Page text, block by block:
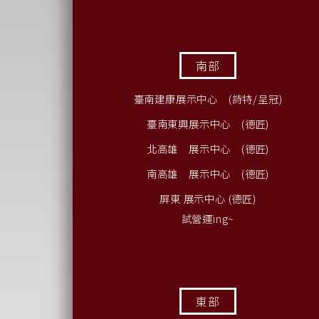
南部
臺南建康展示中心 (詩特/呈冠)
臺南東興展示中心 (德匠)
北高雄 展示中心 (德匠)
南高雄 展示中心 (德匠)
屏東 展示中心 (德匠)
試營運ing~
東部